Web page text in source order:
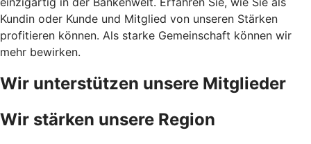
Kundin oder Kunde und Mitglied von unseren Stärken
profitieren können. Als starke Gemeinschaft können wir
mehr bewirken.
Wir unterstützen unsere Mitglieder
Wir stärken unsere Region